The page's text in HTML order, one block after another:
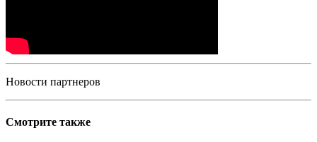
Новости партнеров
Смотрите также